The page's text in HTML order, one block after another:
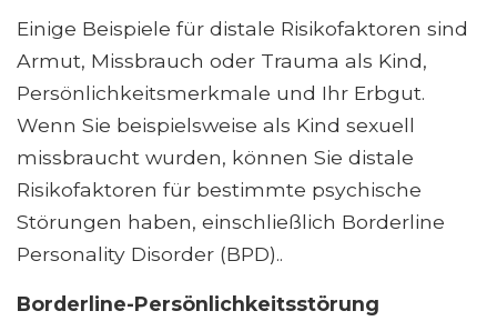
Einige Beispiele für distale Risikofaktoren sind
Armut, Missbrauch oder Trauma als Kind,
Persönlichkeitsmerkmale und Ihr Erbgut.
Wenn Sie beispielsweise als Kind sexuell
missbraucht wurden, können Sie distale
Risikofaktoren für bestimmte psychische
Störungen haben, einschließlich Borderline
Personality Disorder (BPD)..
Borderline-Persönlichkeitsstörung